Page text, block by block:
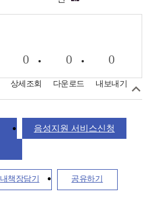
0
상세조회
0
다운로드
0
내보내기
음성지원 서비스신청
내책장담기 공유하기